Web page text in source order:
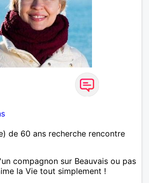
de 60 ans recherche rencontre
compagnon sur Beauvais ou pas
la Vie tout simplement !